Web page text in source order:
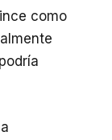
como